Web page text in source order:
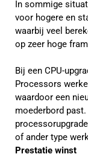
In sommige
voor hogere en
waarbij veel
op zeer hoge
Bij een CPU-
Processors
waardoor een
moederbord
of ander type
Prestatie winst